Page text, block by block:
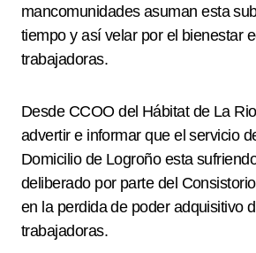
mancomunidades asuman esta
tiempo y así velar por el bienestar
trabajadoras.
Desde CCOO del Hábitat de La
advertir e informar que el servicio
Domicilio de Logroño esta
deliberado por parte del
en la perdida de poder adquisitivo
trabajadoras.